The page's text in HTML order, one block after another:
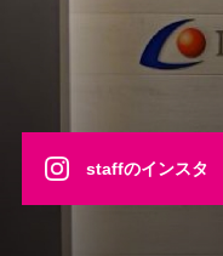
staffのインスタ